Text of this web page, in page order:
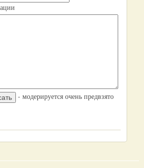
- модерируется очень предвзято